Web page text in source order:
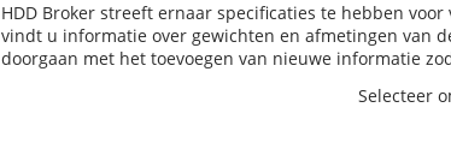
HDD Broker streeft ernaar specificaties te hebben
vindt u informatie over gewichten en afmetingen van
doorgaan met het toevoegen van nieuwe informatie
Selecteer